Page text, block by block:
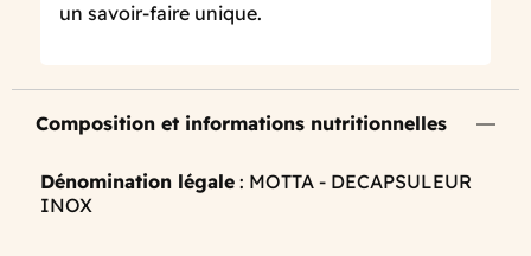
un savoir-faire unique.
Composition et informations nutritionnelles
Dénomination légale : MOTTA - DECAPSULEUR
INOX